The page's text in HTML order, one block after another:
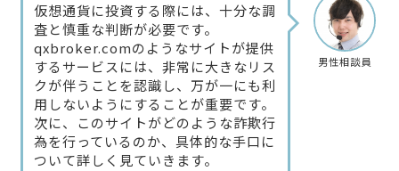
男性相談員
仮想通貨に投資する際には、十分な調
査と慎重な判断が必要です。
qxbroker.comのようなサイトが提供
するサービスには、非常に大きなリス
クが伴うことを認識し、万が一にも利
用しないようにすることが重要です。
次に、このサイトがどのような詐欺行
為を行っているのか、具体的な手口に
ついて詳しく見ていきます。